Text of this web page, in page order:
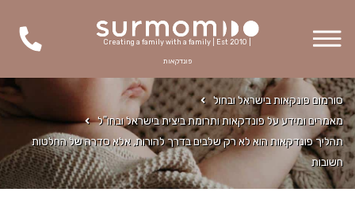
Creating a family with a family | Est 2010 |
פונדקאות
סורמום פונקאות בישראל ובחול
מאמרים ומידע על פונדקאות ותרומת ביצית בישראל ובחו"ל
תהליך פונדקאות הוא לא רק שלבים בדרך להורות, אלא סדרה של החלטות
חשובות